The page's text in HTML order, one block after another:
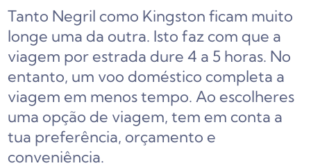
Tanto Negril como Kingston ficam muito
longe uma da outra. Isto faz com que a
viagem por estrada dure 4 a 5 horas. No
entanto, um voo doméstico completa a
viagem em menos tempo. Ao escolheres
uma opção de viagem, tem em conta a
tua preferência, orçamento e
conveniência.